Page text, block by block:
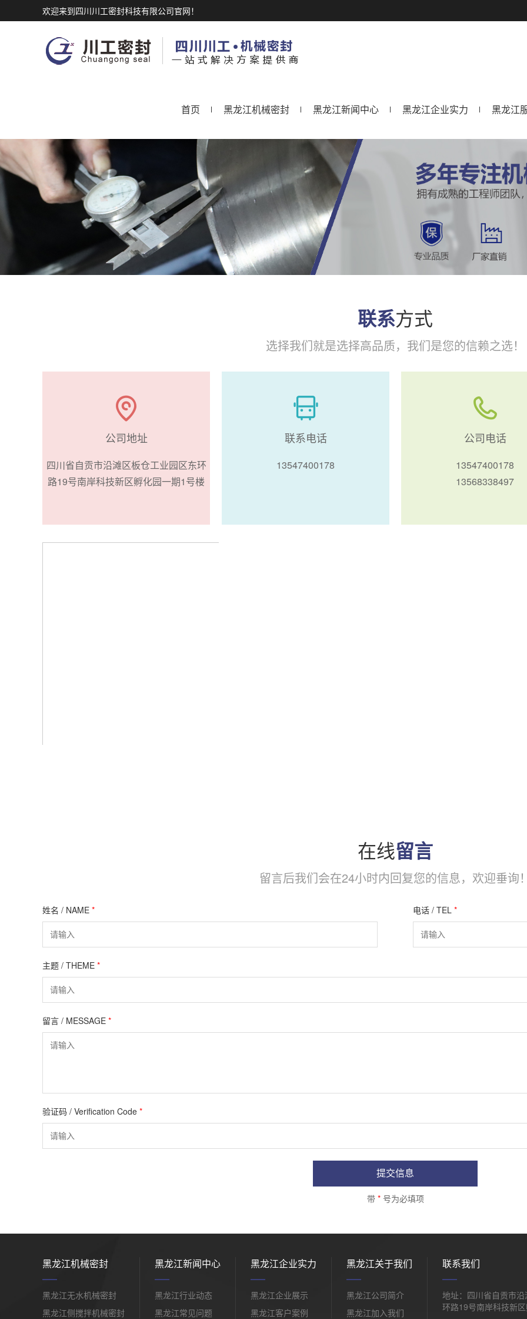
欢迎来到四川川工密封科技有限公司官网！
首页 黑龙江机械密封 黑龙江新闻中心 黑龙江企业实力 黑龙江
联系方式
选择我们就是选择高品质，我们是您的信赖之选！
公司地址
四川省自贡市沿滩区板仓工业园区东环
路19号南岸科技新区孵化园一期1号楼
联系电话
13547400178
公司电话
13547400178
13568338497
在线留言
留言后我们会在24小时内回复您的信息，欢迎垂询
姓名 / NAME * 电话 / TEL *
主题 / THEME *
留言 / MESSAGE *
验证码 / Verification Code *
提交信息
带 *号为必填项
黑龙江机械密封
黑龙江无水机械密封
黑龙江侧搅拌机械密封
黑龙江新闻中心
黑龙江行业动态
黑龙江常见问题
黑龙江企业实力
黑龙江企业展示
黑龙江客户案例
黑龙江关于我们
黑龙江公司简介
黑龙江加入我们
联系我们
地址：四川省自贡市
环路19号南岸科技新